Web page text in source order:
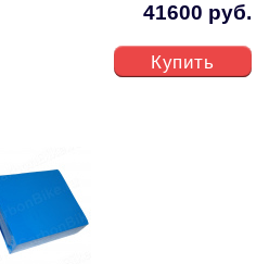
41600 руб.
Купить